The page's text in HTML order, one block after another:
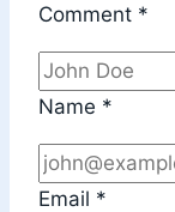
Comment *
Name *
Email *